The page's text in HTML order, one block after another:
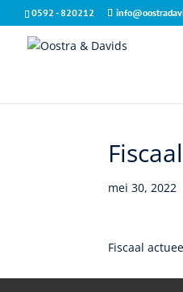
0592 - 820212
mei 30, 2022
Fiscaal